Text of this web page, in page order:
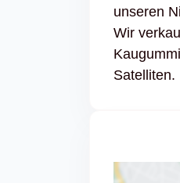
unseren
Wir
Satelliten.